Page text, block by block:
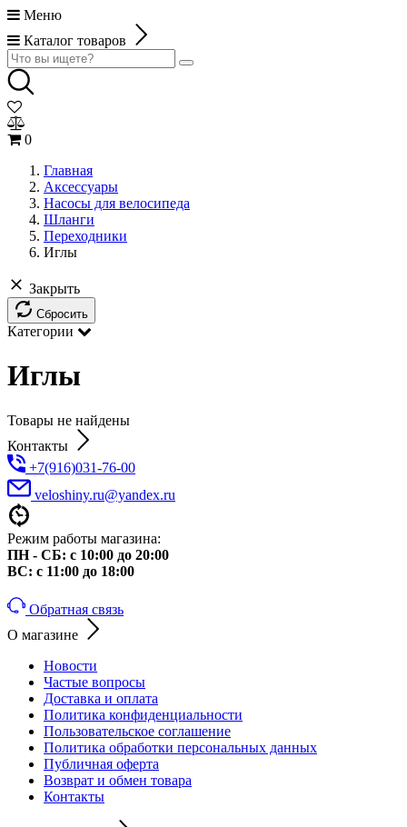
Меню
Каталог товаров
0
Главная
Аксессуары
Насосы для велосипеда
Шланги
Переходники
Иглы
Закрыть
Сбросить
Категории
Иглы
Товары не найдены
Контакты
+7(916)031-76-00
veloshiny.ru@yandex.ru
Режим работы магазина:
ПН - СБ: с 10:00 до 20:00
ВС: с 11:00 до 18:00
Обратная связь
О магазине
Новости
Частые вопросы
Доставка и оплата
Политика конфиденциальности
Пользовательское соглашение
Политика обработки персональных данных
Публичная оферта
Возврат и обмен товара
Контакты